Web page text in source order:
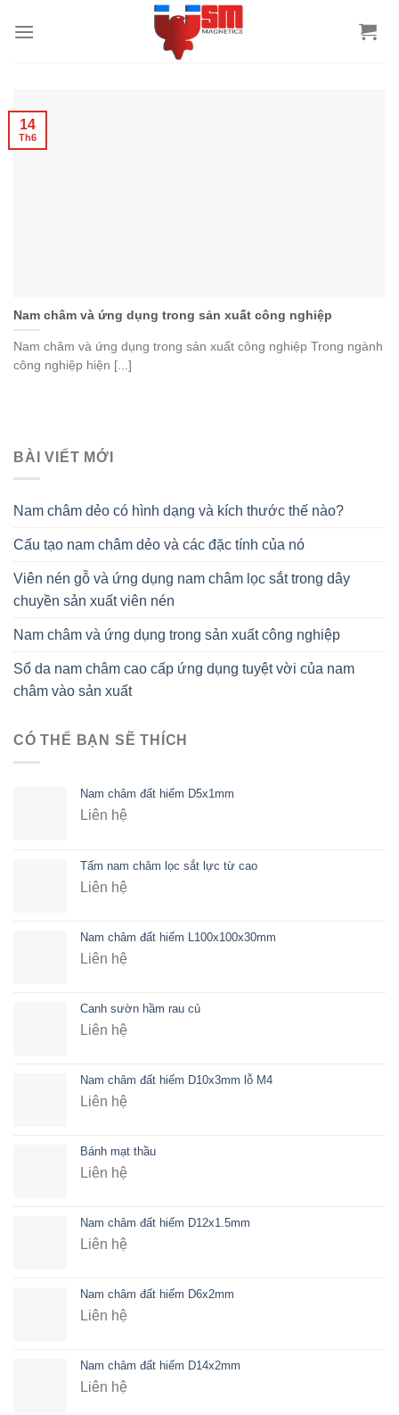
Nam châm và ứng dụng trong sản xuất công nghiệp
Nam châm và ứng dụng trong sản xuất công nghiệp Trong ngành
công nghiệp hiện [...]
14
Th6
BÀI VIẾT MỚI
Nam châm dẻo có hình dạng và kích thước thế nào?
Cấu tạo nam châm dẻo và các đặc tính của nó
Viên nén gỗ và ứng dụng nam châm lọc sắt trong dây
chuyền sản xuất viên nén
Nam châm và ứng dụng trong sản xuất công nghiệp
Sổ da nam châm cao cấp ứng dụng tuyệt vời của nam
châm vào sản xuất
CÓ THỂ BẠN SẼ THÍCH
Nam châm đất hiếm D5x1mm
Liên hệ
Tấm nam châm lọc sắt lực từ cao
Liên hệ
Nam châm đất hiếm L100x100x30mm
Liên hệ
Canh sườn hầm rau củ
Liên hệ
Nam châm đất hiếm D10x3mm lỗ M4
Liên hệ
Bánh mạt thầu
Liên hệ
Nam châm đất hiếm D12x1.5mm
Liên hệ
Nam châm đất hiếm D6x2mm
Liên hệ
Nam châm đất hiếm D14x2mm
Liên hệ